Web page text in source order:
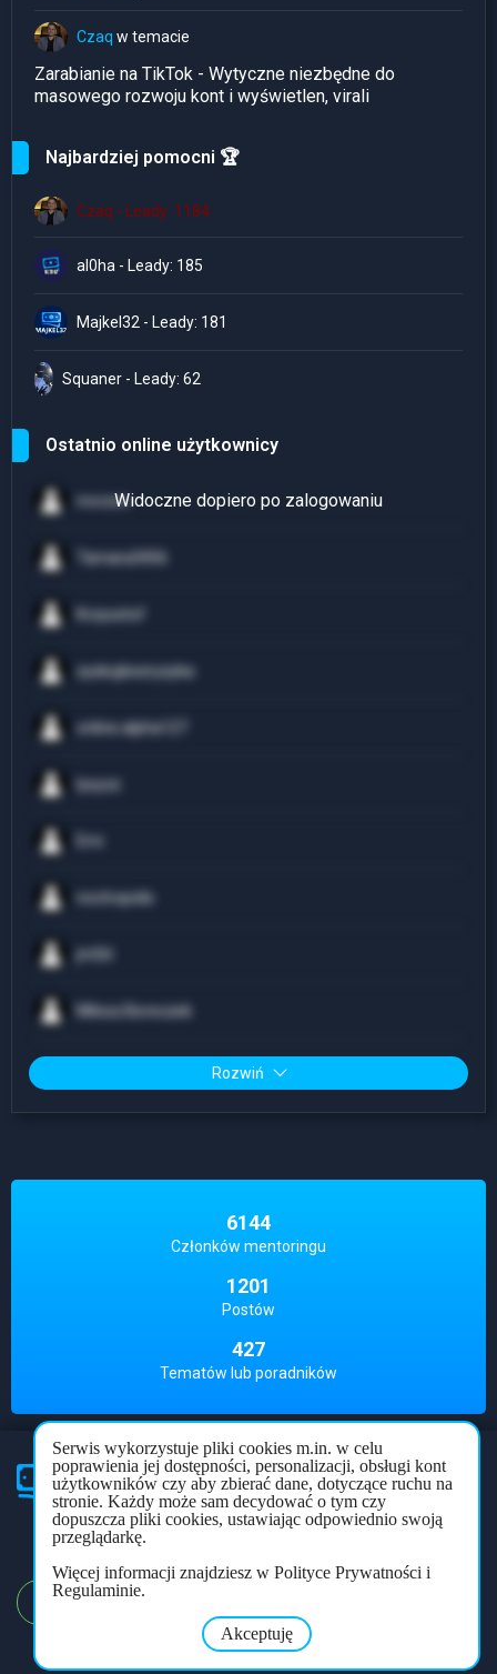
Czaq w temacie
Zarabianie na TikTok - Wytyczne niezbędne do
masowego rozwoju kont i wyświetlen, virali
Najbardziej pomocni 🏆
Czaq - Leady: 1184
al0ha - Leady: 185
Majkel32 - Leady: 181
Squaner - Leady: 62
Ostatnio online użytkownicy
mvrzvn
Tamara3456
Krzysztof
zyskujbezryzyka
online.alpha127
lysyzz
noctropolis
Milosz.Boreczek
Rozwiń
6144
Członków mentoringu
1201
Postów
427
Tematów lub poradników
Polityka prywatności Regulamin Forum
Partner
mentoringu
REJESTRACJA
Serwis wykorzystuje pliki cookies m.in. w celu
poprawienia jej dostępności, personalizacji, obsługi kont
użytkowników czy aby zbierać dane, dotyczące ruchu na
stronie. Każdy może sam decydować o tym czy
dopuszcza pliki cookies, ustawiając odpowiednio swoją
przeglądarkę.
Więcej informacji znajdziesz w Polityce Prywatności i
Regulaminie.
Akceptuję